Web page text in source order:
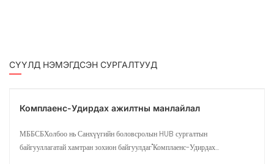
СҮҮЛД НЭМЭГДСЭН СУРГАЛТУУД
Комплаенс-Удирдах ажилтны манлайлал
МББСБХолбоо нь Санхүүгийн боловсролын HUB сургалтын
байгууллагатай хамтран зохион байгуулдаг"Комплаенс-Удирдах...